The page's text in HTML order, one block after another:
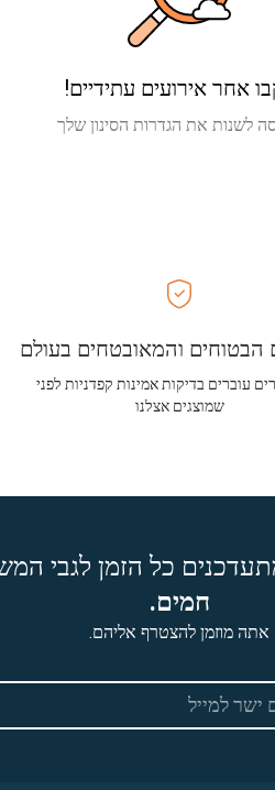
אחר אירועים עתידיים!
לשנות את הגדרות הסינון שלך
הבטוחים והמאובטחים בעולם
עוברים בדיקות אמינות קפדניות לפני
שמוצגים אצלנו
כל הזמן לגבי
חמים.
אתה מוזמן להצטרף אליהם.